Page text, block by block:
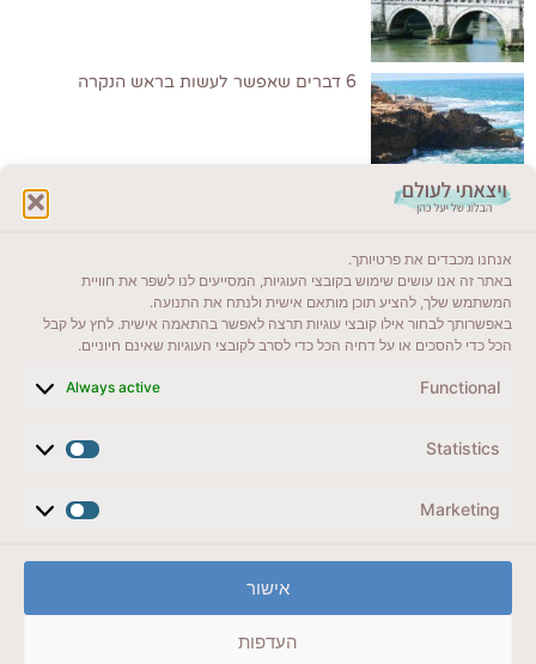
אנחנו מכבדים את פרטיותך.
באתר זה אנו עושים שימוש בקובצי העוגיות, המסייעים לנו לשפר את חוויית
המשתמש שלך, להציע תוכן מותאם אישית ולנתח את התנועה.
באפשרותך לבחור אילו קובצי עוגיות תרצה לאפשר בהתאמה אישית. לחץ על קבל
הכל כדי להסכים או על דחיה הכל כדי לסרב לקובצי העוגיות שאינם חיוניים.
Functional
Always active
Statistics
Marketing
אישור
העדפות
6 דברים שאפשר לעשות בראש הנקרה
ייעדים מומלצים
מדריכים ועזרים
לשליחת הודעת וואטסאפ
veyatsati.laolam@gmail.com
מדיניות פרטיות // תנאי שימוש באתר